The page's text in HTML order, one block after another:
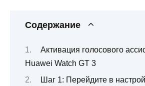
Содержание
Активация голосового
Huawei Watch GT 3
Шаг 1: Перейдите в